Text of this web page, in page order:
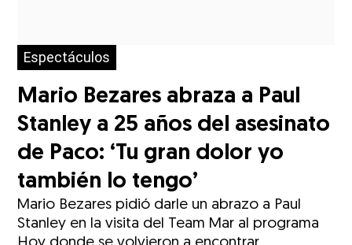
Espectáculos
Mario Bezares abraza a Paul
Stanley a 25 años del asesinato
de Paco: ‘Tu gran dolor yo
también lo tengo’
Mario Bezares pidió darle un abrazo a Paul
Stanley en la visita del Team Mar al programa